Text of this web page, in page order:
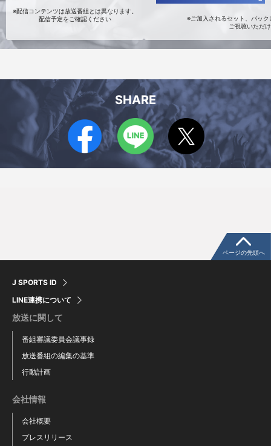
※配信コンテンツは放送番組とは異なります。
配信予定をご確認ください
※ご加入されるセット、パッ
ご視聴いただ
SHARE
J SPORTS ID
LINE連携について
放送に関して
番組審議委員会議事録
放送番組の編集の基準
行動計画
会社情報
会社概要
プレスリリース
ページの先頭へ